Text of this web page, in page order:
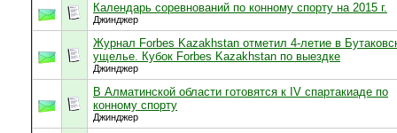
Календарь соревнований по конному спорту на 2015 г.
Джинджер
Журнал Forbes Kazakhstan отметил 4-летие в
ущелье. Кубок Forbes Kazakhstan по выездке
Джинджер
В Алматинской области готовятся к IV спартакиаде по
конному спорту
Джинджер